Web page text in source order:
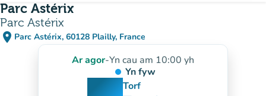
Parc Astérix
Parc Astérix
place Parc Astérix, 60128 Plailly, France
(agor yn Google Maps)
(tab newydd)
Ar agor-Yn cau am 10:00 yh
Yn fyw
Torf